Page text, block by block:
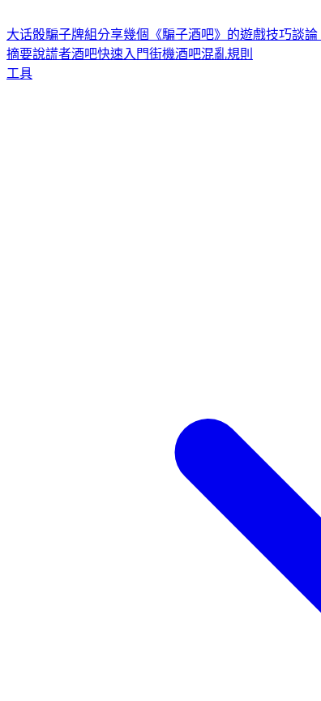
大话骰騙子牌組分享幾個《騙子酒吧》的遊戲技巧談論
摘要說謊者酒吧快速入門街機酒吧混亂規則
工具